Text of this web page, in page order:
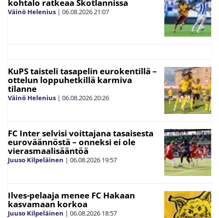
kohtalo ratkeaa Skotlannissa
Väinö Helenius | 06.08.202621:07
KuPS taisteli tasapelin eurokentillä –
ottelun loppuhetkillä karmiva
tilanne
Väinö Helenius | 06.08.202620:26
FC Inter selvisi voittajana tasaisesta
euroväännöstä – onneksi ei ole
vierasmaalisääntöä
Juuso Kilpeläinen | 06.08.2026 19:57
Ilves-pelaaja menee FC Hakaan
kasvamaan korkoa
Juuso Kilpeläinen | 06.08.2026 18:57